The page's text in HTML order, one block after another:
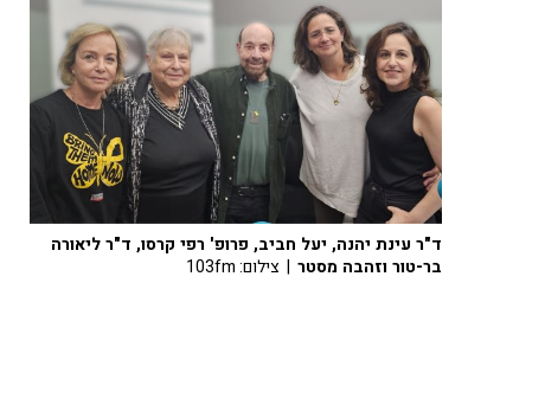
ד"ר עינת יהנה, יעל חביב, פרופ' רפי קרסו, ד"ר ליאורה
בר-טור וזהבה מסטר | צילום: 103fm